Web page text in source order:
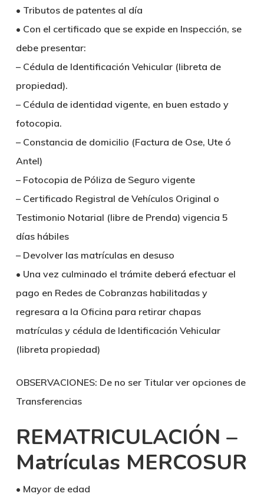
• Tributos de patentes al día
• Con el certificado que se expide en Inspección, se
debe presentar:
– Cédula de Identificación Vehicular (libreta de
propiedad).
– Cédula de identidad vigente, en buen estado y
fotocopia.
– Constancia de domicilio (Factura de Ose, Ute ó
Antel)
– Fotocopia de Póliza de Seguro vigente
– Certificado Registral de Vehículos Original o
Testimonio Notarial (libre de Prenda) vigencia 5
días hábiles
– Devolver las matrículas en desuso
• Una vez culminado el trámite deberá efectuar el
pago en Redes de Cobranzas habilitadas y
regresara a la Oficina para retirar chapas
matrículas y cédula de Identificación Vehicular
(libreta propiedad)
OBSERVACIONES: De no ser Titular ver opciones de
Transferencias
REMATRICULACIÓN –
Matrículas MERCOSUR
• Mayor de edad